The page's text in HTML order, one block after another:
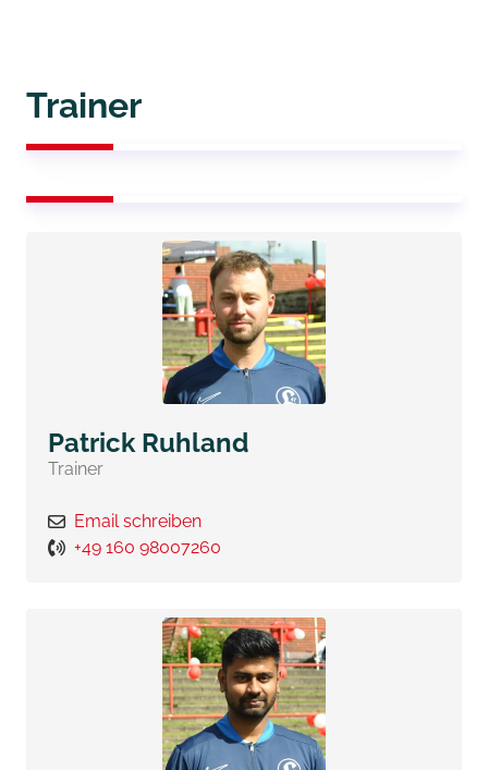
Trainer
Patrick Ruhland
Trainer
Email schreiben
+49 160 98007260